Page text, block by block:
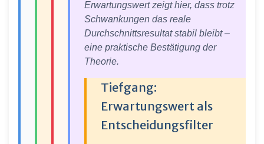
Erwartungswert zeigt hier, dass trotz
Schwankungen das reale
Durchschnittsresultat stabil bleibt –
eine praktische Bestätigung der
Theorie.
Tiefgang:
Erwartungswert als
Entscheidungsfilter